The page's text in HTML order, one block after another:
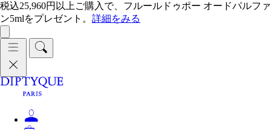
税込25,960円以上ご購入で、フルールドゥポー オードパルファ
ン5mlをプレゼント。 詳細をみる